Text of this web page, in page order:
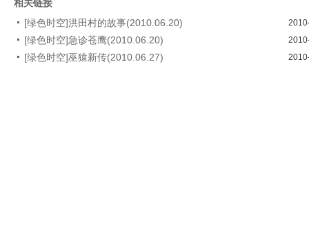
相关链接
[绿色时空]洪田村的故事(2010.06.20)
[绿色时空]急诊苍鹰(2010.06.20)
[绿色时空]巫猿新传(2010.06.27)